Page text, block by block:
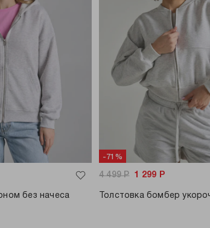
без начеса
-71%
4 499Р 1 299 Р
Толстовка бомбер